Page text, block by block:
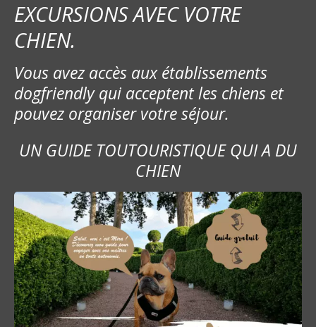
EXCURSIONS AVEC VOTRE
CHIEN.
Vous avez accès aux établissements
dogfriendly qui acceptent les chiens et
pouvez organiser votre séjour.
UN GUIDE TOUTOURISTIQUE QUI A DU
CHIEN